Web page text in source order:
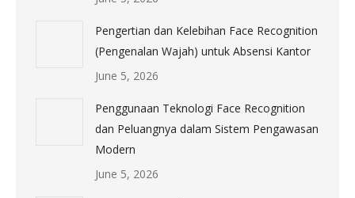
Pengertian dan Kelebihan Face Recognition
(Pengenalan Wajah) untuk Absensi Kantor
June 5, 2026
Penggunaan Teknologi Face Recognition
dan Peluangnya dalam Sistem Pengawasan
Modern
June 5, 2026